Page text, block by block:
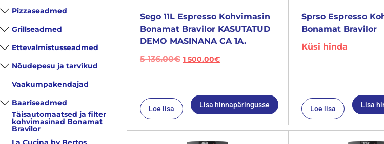
Pizzaseadmed
Grillseadmed
Ettevalmistusseadmed
Nõudepesu ja tarvikud
Vaakumpakendajad
Baariseadmed
Täisautomaatsed ja filter
kohvimasinad Bonamat
Bravilor
Sego 11L Espresso Kohvimasin
Bonamat Bravilor KASUTATUD
DEMO MASINANA CA 1A.
5 136.00€ 1 500.00€
Loe lisa Lisa hinnapäringusse
Sprso Espresso
Bonamat Bravilor
Küsi hinda
Loe lisa Lisa